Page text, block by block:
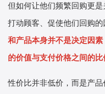
但如何让他们频繁回购更
打动顾客、促使他们回购的
和产品本身并不是决定因
的价值与支付价格之间的比
性价比并非低价，而是产